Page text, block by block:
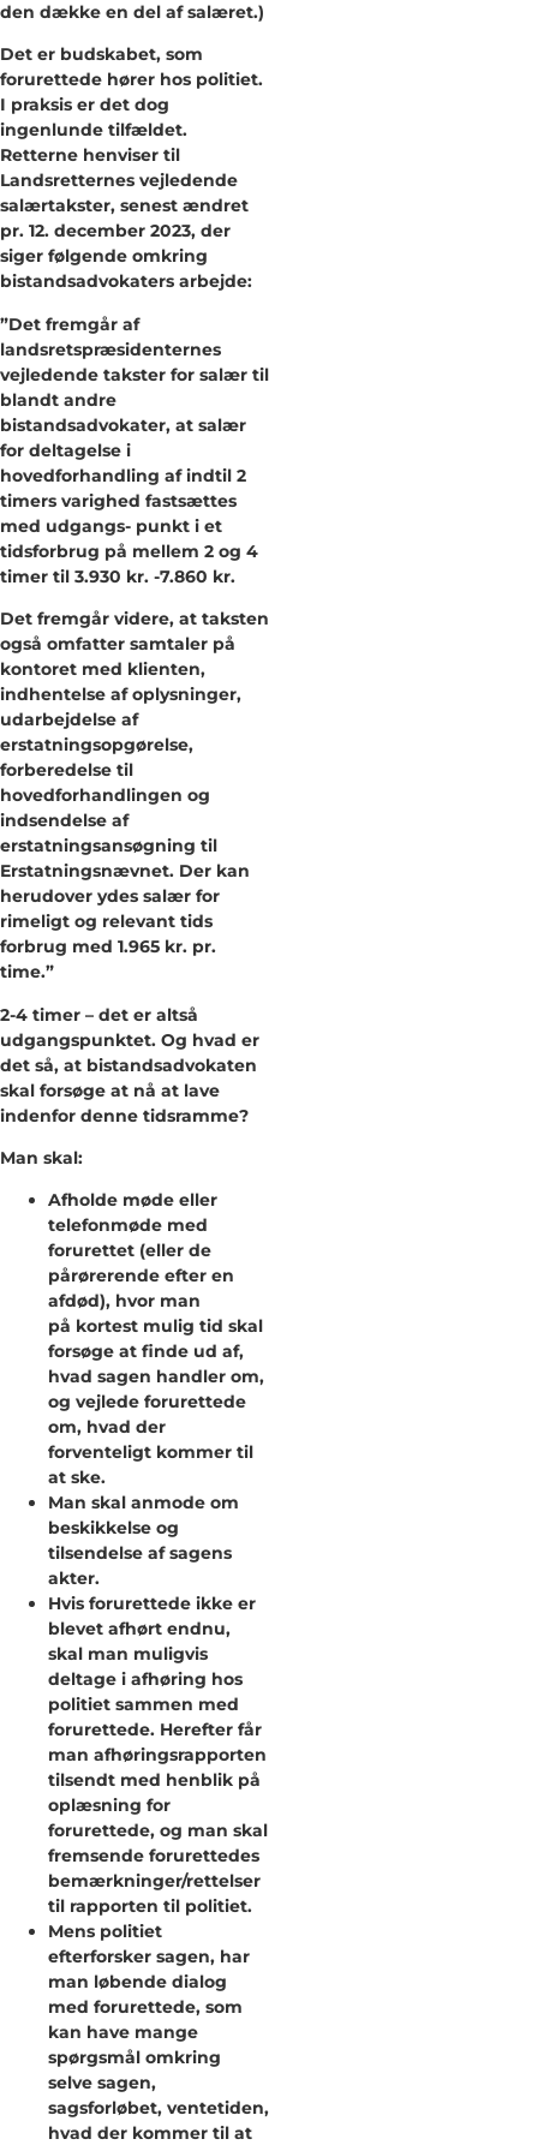
den dække en del af salæret.)
Det er budskabet, som
forurettede hører hos politiet.
I praksis er det dog
ingenlunde tilfældet.
Retterne henviser til
Landsretternes vejledende
salærtakster, senest ændret
pr. 12. december 2023, der
siger følgende omkring
bistandsadvokaters arbejde:
”Det fremgår af
landsretspræsidenternes
vejledende takster for salær til
blandt andre
bistandsadvokater, at salær
for deltagelse i
hovedforhandling af indtil 2
timers varighed fastsættes
med udgangs- punkt i et
tidsforbrug på mellem 2 og 4
timer til 3.930 kr. -7.860 kr.
Det fremgår videre, at taksten
også omfatter samtaler på
kontoret med klienten,
indhentelse af oplysninger,
udarbejdelse af
erstatningsopgørelse,
forberedelse til
hovedforhandlingen og
indsendelse af
erstatningsansøgning til
Erstatningsnævnet. Der kan
herudover ydes salær for
rimeligt og relevant tids
forbrug med 1.965 kr. pr.
time.”
2-4 timer – det er altså
udgangspunktet. Og hvad er
det så, at bistandsadvokaten
skal forsøge at nå at lave
indenfor denne tidsramme?
Man skal:
Afholde møde eller
telefonmøde med
forurettet (eller de
pårørerende efter en
afdød), hvor man
på kortest mulig tid skal
forsøge at finde ud af,
hvad sagen handler om,
og vejlede forurettede
om, hvad der
forventeligt kommer til
at ske.
Man skal anmode om
beskikkelse og
tilsendelse af sagens
akter.
Hvis forurettede ikke er
blevet afhørt endnu,
skal man muligvis
deltage i afhøring hos
politiet sammen med
forurettede. Herefter får
man afhøringsrapporten
tilsendt med henblik på
oplæsning for
forurettede, og man skal
fremsende forurettedes
bemærkninger/rettelser
til rapporten til politiet.
Mens politiet
efterforsker sagen, har
man løbende dialog
med forurettede, som
kan have mange
spørgsmål omkring
selve sagen,
sagsforløbet, ventetiden,
hvad der kommer til at